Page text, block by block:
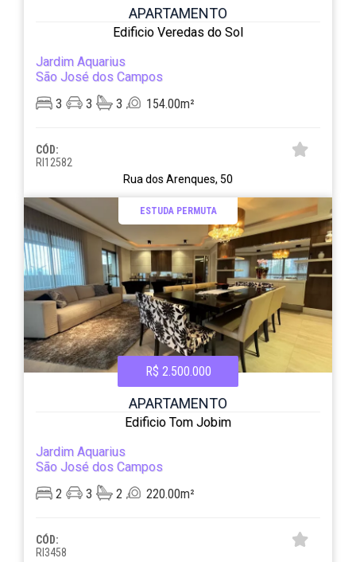
APARTAMENTO
Edificio Veredas do Sol
Jardim Aquarius
São José dos Campos
3
3 3 154.00m²
CÓD:
RI12582
Rua dos Arenques, 50
ESTUDA PERMUTA
R$ 2.500.000
APARTAMENTO
Edificio Tom Jobim
Jardim Aquarius
São José dos Campos
2
3 2 220.00m²
CÓD:
RI3458